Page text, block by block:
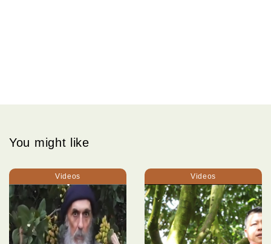
You might like
Videos Videos